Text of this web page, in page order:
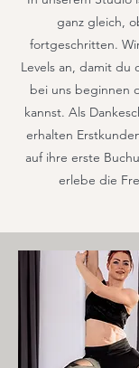
ganz gleich,
fortgeschritten.
Levels an, damit du
bei uns beginnen
kannst. Als
erhalten
auf ihre erste
erlebe die